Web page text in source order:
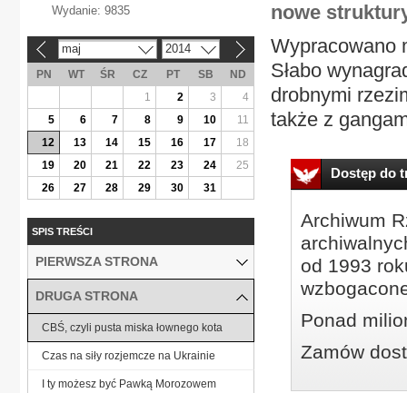
nowe
Wypracowano
Słabo
drobnymi
także z
Dostęp do
Archiwum
od 1993
Ponad
Zamów
Wydanie: 9835
maj 2014
PN WT ŚR CZ PT SB
ND
1
2 3
4
5
6 7 8 9 10
11
12
13 14 15 16 17
18
19
20 21 22 23 24
25
26
27 28 29 30 31
SPIS TREŚCI
PIERWSZA STRONA
DRUGA STRONA
CBŚ, czyli pusta miska łownego kota
Czas na siły rozjemcze na Ukrainie
I ty możesz być Pawką Morozowem